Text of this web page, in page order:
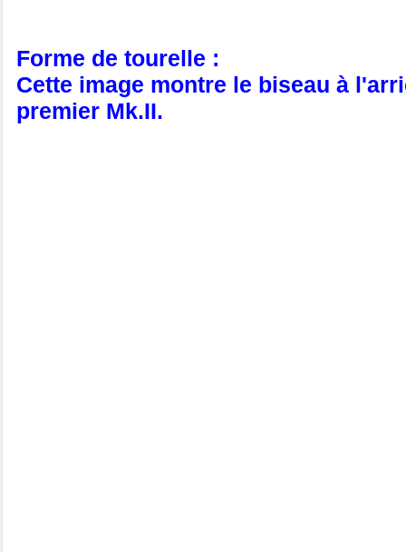
Forme de tourelle :
Cette image montre le biseau à
premier Mk.II.